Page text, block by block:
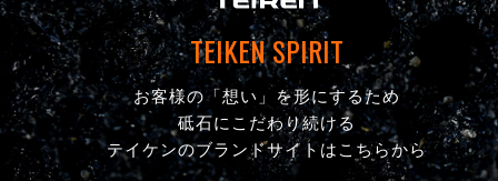
TEIKEN SPIRIT
お客様の「想い」を形にするため
砥石にこだわり続ける
テイケンのブランドサイトはこちらから